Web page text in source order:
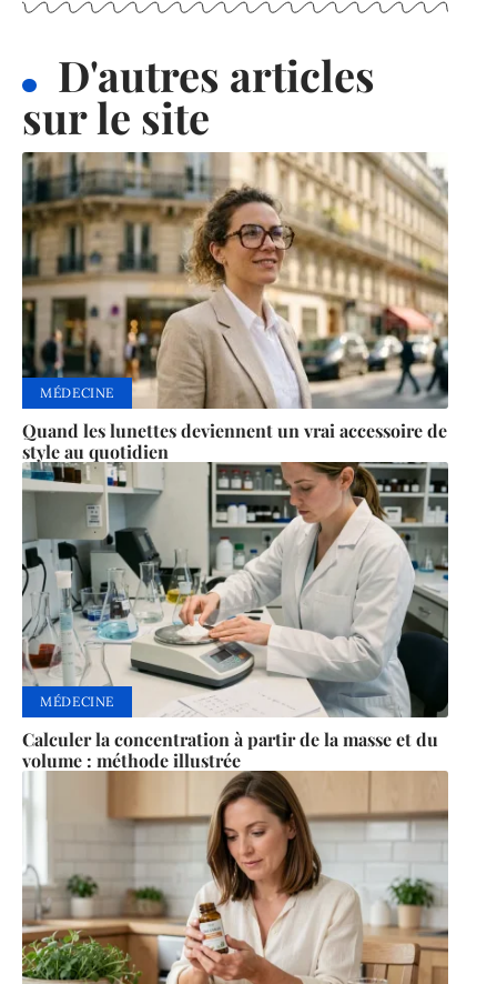
D'autres articles
sur le site
MÉDECINE
Quand les lunettes deviennent un vrai accessoire de
style au quotidien
MÉDECINE
Calculer la concentration à partir de la masse et du
volume : méthode illustrée